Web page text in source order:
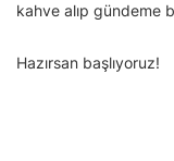
kahve alıp gündeme
Hazırsan başlıyoruz!